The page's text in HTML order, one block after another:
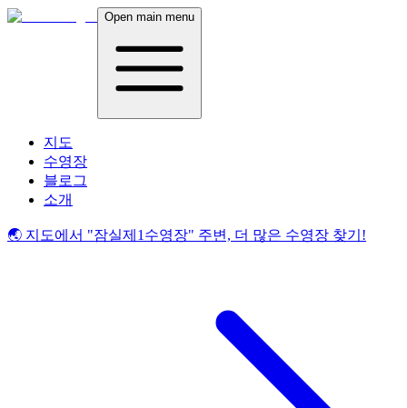
Open main menu
지도
수영장
블로그
소개
🌏 지도에서 "잠실제1수영장" 주변, 더 많은 수영장 찾기!